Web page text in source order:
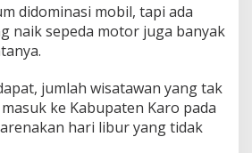
didominasi mobil, tapi ada
naik sepeda motor juga banyak
jumlah wisatawan yang tak
ke Kabupaten Karo pada
hari libur yang tidak